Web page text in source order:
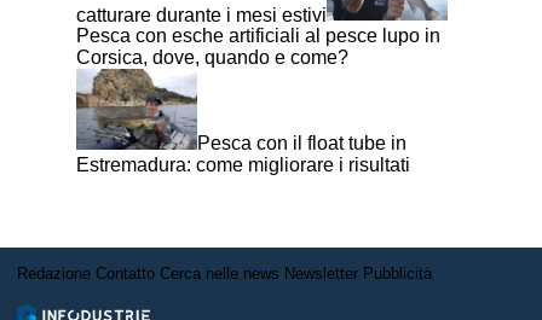
catturare durante i mesi estivi
Pesca con esche artificiali al pesce lupo in
Corsica, dove, quando e come?
Pesca con il float tube in
Estremadura: come migliorare i risultati
Redazione Contatto Cerca nelle news Newsletter Pubblicità